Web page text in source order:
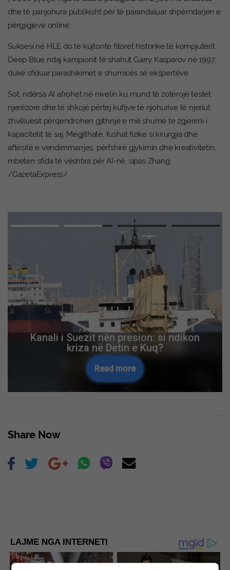
dhe të panjohura publikisht për të parandaluar shpërndarjen e
përgjigjeve online.
Suksesi në HLE do të kujtonte fitoret historike të kompjuterit
Deep Blue ndaj kampionit të shahut Garry Kasparov në 1997,
duke sfiduar parashikimet e shumicës së ekspertëve.
Sot, ndërsa AI afrohet në nivelin ku mund të zotërojë testet
njerëzore dhe të shkojë përtej kufijve të njohurive të njeriut,
zhvilluesit përqendrohen gjithnjë e më shumë te zgjerimi i
kapacitetit të saj. Megjithatë, fushat fizike si kirurgjia dhe
aftësitë e vendimmarrjes, përfshirë gjykimin dhe kreativitetin,
mbeten sfida të vështira për AI-në, sipas Zhang.
/GazetaExpress/
Kanali i Suezit nën presion: si ndikon
kriza në Detin e Kuq?
Read more
Share Now
LAJME NGA INTERNETI